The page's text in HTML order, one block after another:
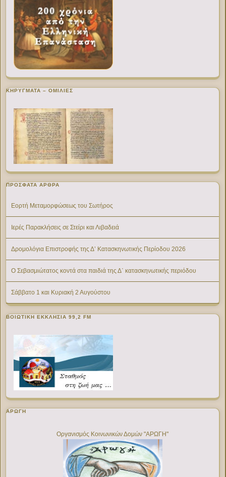
ΚΗΡΥΓΜΑΤΑ – ΟΜΙΛΙΕΣ
ΠΡΌΣΦΑΤΑ ΆΡΘΡΑ
Εορτή Μεταμορφώσεως του Σωτήρος
Ιερές Παρακλήσεις σε Στείρι και Λιβαδειά
Δρομολόγια Επιστροφής της Δ’ Κατασκηνωτικής Περίοδου 2026
Ο Σεβασμιώτατος κοντά στα παιδιά της Δ΄ κατασκηνωτικής περιόδου
Σάββατο 1 και Κυριακή 2 Αυγούστου
ΒΟΙΩΤΙΚΉ ΕΚΚΛΗΣΊΑ 99,2 FM
ΑΡΩΓΗ
Οργανισμός Κοινωνικών Δομών "ΑΡΩΓΗ"